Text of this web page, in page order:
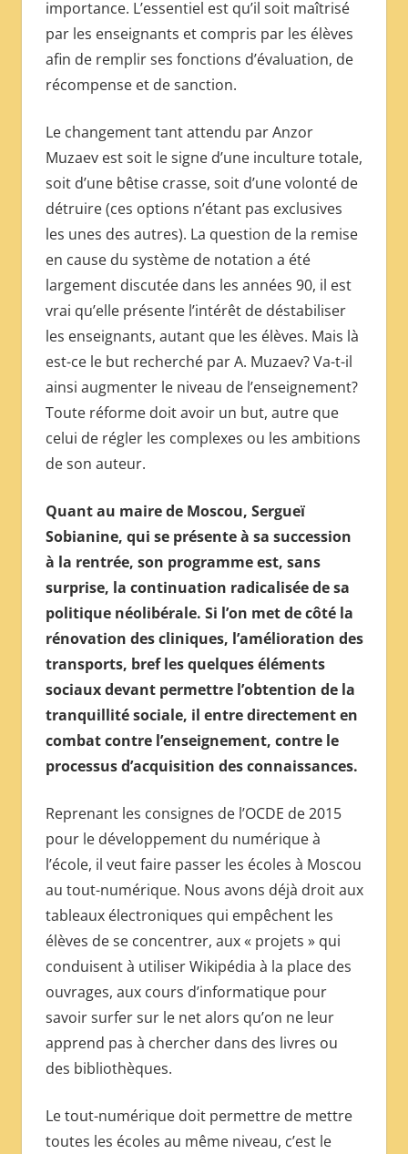
importance. L’essentiel est qu’il soit maîtrisé
par les enseignants et compris par les élèves
afin de remplir ses fonctions d’évaluation, de
récompense et de sanction.
Le changement tant attendu par Anzor
Muzaev est soit le signe d’une inculture totale,
soit d’une bêtise crasse, soit d’une volonté de
détruire (ces options n’étant pas exclusives
les unes des autres). La question de la remise
en cause du système de notation a été
largement discutée dans les années 90, il est
vrai qu’elle présente l’intérêt de déstabiliser
les enseignants, autant que les élèves. Mais là
est-ce le but recherché par A. Muzaev? Va-t-il
ainsi augmenter le niveau de l’enseignement?
Toute réforme doit avoir un but, autre que
celui de régler les complexes ou les ambitions
de son auteur.
Quant au maire de Moscou, Sergueï
Sobianine, qui se présente à sa succession
à la rentrée, son programme est, sans
surprise, la continuation radicalisée de sa
politique néolibérale. Si l’on met de côté la
rénovation des cliniques, l’amélioration des
transports, bref les quelques éléments
sociaux devant permettre l’obtention de la
tranquillité sociale, il entre directement en
combat contre l’enseignement, contre le
processus d’acquisition des connaissances.
Reprenant les consignes de l’OCDE de 2015
pour le développement du numérique à
l’école, il veut faire passer les écoles à Moscou
au tout-numérique. Nous avons déjà droit aux
tableaux électroniques qui empêchent les
élèves de se concentrer, aux « projets » qui
conduisent à utiliser Wikipédia à la place des
ouvrages, aux cours d’informatique pour
savoir surfer sur le net alors qu’on ne leur
apprend pas à chercher dans des livres ou
des bibliothèques.
Le tout-numérique doit permettre de mettre
toutes les écoles au même niveau, c’est le